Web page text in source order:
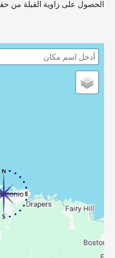
الحصول على زاوية القبلة من